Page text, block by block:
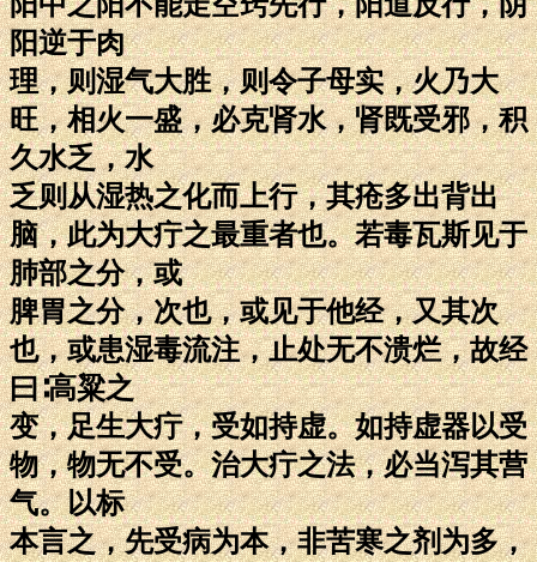
阳逆于肉
理，则湿气大胜，则令子母实，火乃大
旺，相火一盛，必克肾水，肾既受邪，积
久水乏，水
乏则从湿热之化而上行，其疮多出背出
脑，此为大疔之最重者也。若毒瓦斯见于
肺部之分，或
脾胃之分，次也，或见于他经，又其次
也，或患湿毒流注，止处无不溃烂，故经
曰∶高粱之
变，足生大疔，受如持虚。如持虚器以受
物，物无不受。治大疔之法，必当泻其营
气。以标
本言之，先受病为本，非苦寒之剂为多，